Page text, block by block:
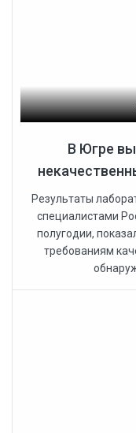
В Югре
Результаты
специалистами
полугодии,
требованиям